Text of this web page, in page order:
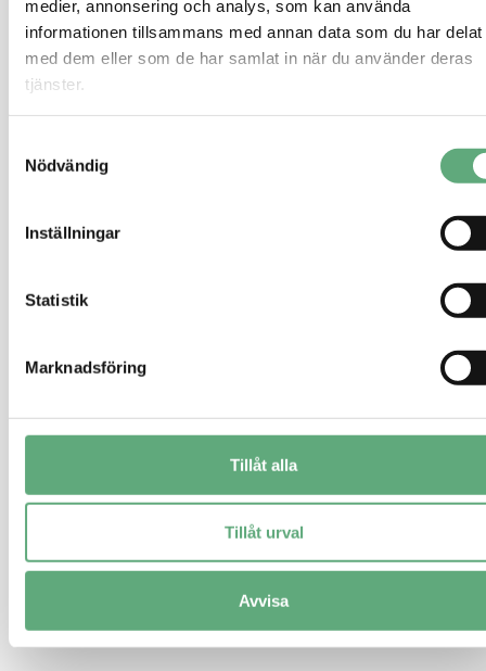
medier, annonsering och analys, som kan använda
informationen tillsammans med annan data som du har delat
med dem eller som de har samlat in när du använder deras
tjänster.
Nödvändig
Inställningar
Statistik
Marknadsföring
Tillåt alla
Tillåt urval
Avvisa